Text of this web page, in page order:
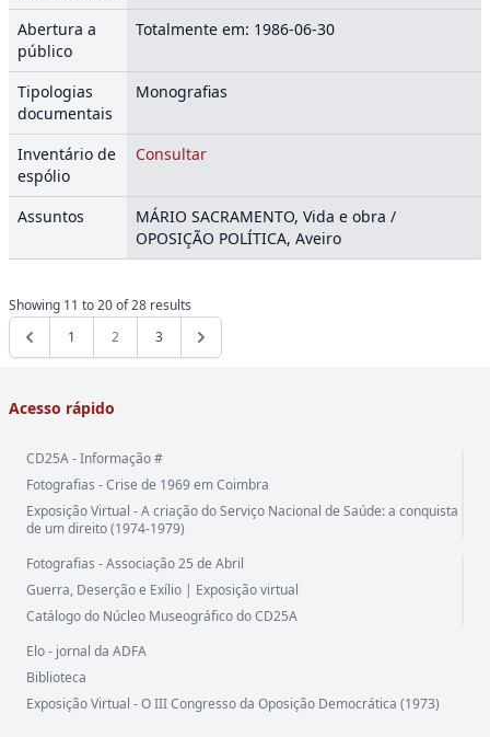
Abertura a
público
Totalmente em: 1986-06-30
Tipologias
documentais
Monografias
Inventário de
espólio
Consultar
Assuntos
MÁRIO SACRAMENTO, Vida e obra /
OPOSIÇÃO POLÍTICA, Aveiro
Showing 11 to20of28 results
1
2 3
Acesso rápido
CD25A - Informação #
Fotografias - Crise de 1969 em Coimbra
Exposição Virtual - A criação do Serviço Nacional de Saúde: a conquista
de um direito (1974-1979)
Fotografias - Associação 25 de Abril
Guerra, Deserção e Exílio | Exposição virtual
Catálogo do Núcleo Museográfico do CD25A
Elo - jornal da ADFA
Biblioteca
Exposição Virtual - O III Congresso da Oposição Democrática (1973)